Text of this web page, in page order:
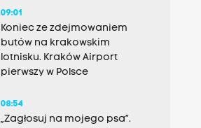
09:01
Koniec ze zdejmowaniem
butów na krakowskim
lotnisku. Kraków Airport
pierwszy w Polsce
08:54
„Zagłosuj na mojego psa”.